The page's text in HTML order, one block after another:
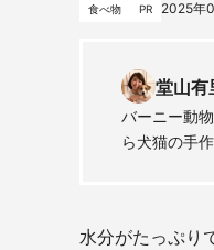
食べ物 PR 2025年
堂山有
バーニー動
ら犬猫の手
水分がたっぷり